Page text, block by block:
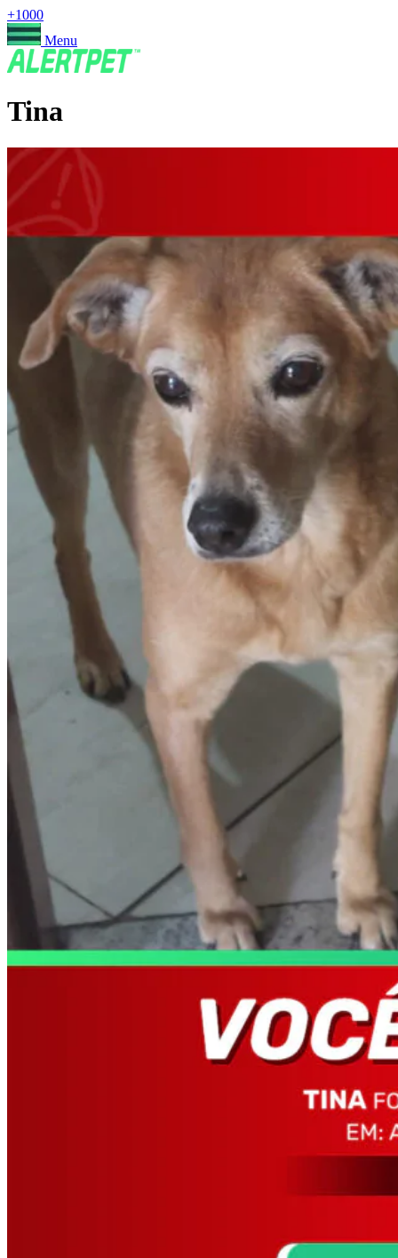
+1000
Menu
Tina